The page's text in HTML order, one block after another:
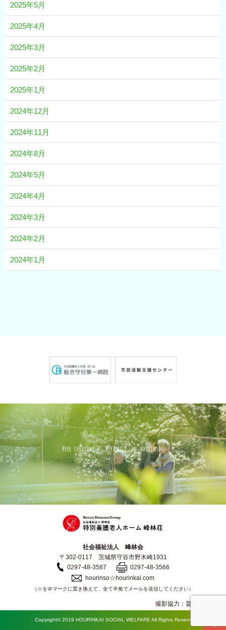
2025年5月
2025年4月
2025年3月
2025年2月
2025年1月
2024年12月
2024年11月
2024年8月
2024年5月
2024年4月
2024年3月
2024年2月
2024年1月
社会福祉法人 峰林会
〒302-0117 茨城県守谷市野木崎1931
0297-48-3587
0297-48-3566
hourinso☆hourinkai.com
（☆を＠マークに置き換えて、全て半角でメールを送信してください）
撮影協力：畠山 信義
Copyright© 2019 HOURINKAI SOCIAL WELFARE All Rights Reserved.